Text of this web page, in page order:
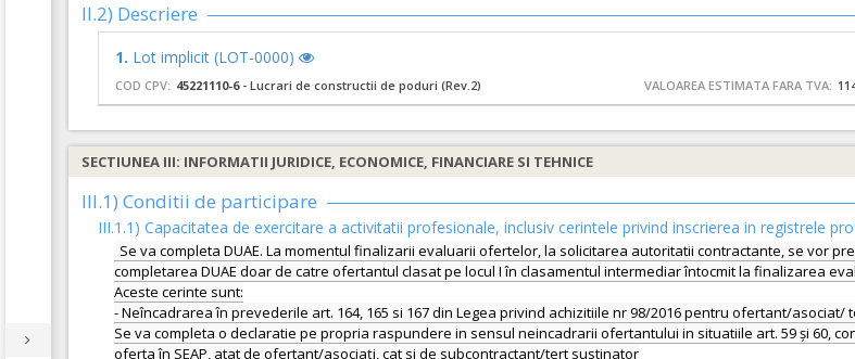
II.2) Descriere
1. Lot implicit (LOT-0000)
COD CPV: 45221110-6- Lucrari de constructii de poduri (Rev.2) VALOAREA ESTIMATA FARA TVA:
SECTIUNEA III: INFORMATII JURIDICE, ECONOMICE, FINANCIARE SI TEHNICE
III.1) Conditii de participare
III.1.1) Capacitatea de exercitare a activitatii profesionale, inclusiv cerintele privind inscrierea in registrele
Se va completa DUAE. La momentul finalizarii evaluarii ofertelor, la solicitarea autoritatii contractante, se vor
completarea DUAE doar de catre ofertantul clasat pe locul I în clasamentul intermediar întocmit la finalizarea
Aceste cerinte sunt:
- Neîncadrarea în prevederile art. 164, 165 si 167 din Legea privind achizitiile nr 98/2016 pentru ofertant/
Se va completa o declaratie pe propria raspundere in sensul neincadrarii ofertantului in situatiile art. 59 și 60,
oferta în SEAP, atat de ofertant/asociați, cat si de subcontractant/tert sustinator